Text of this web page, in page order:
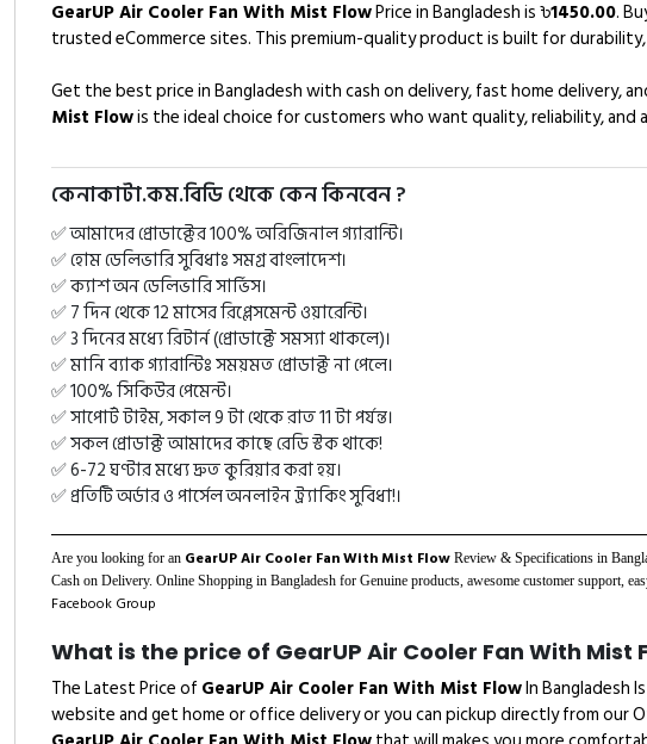
GearUP Air Cooler Fan With Mist FlowPrice in Bangladesh is ৳1450.00.
trusted eCommerce sites. This premium-quality product is built for
Get the best price in Bangladesh with cash on delivery, fast home delivery,
Mist Flowis the ideal choice for customers who want quality, reliability, and
কেনাকাটা.কম.বিডি থেকে কেন কিনবেন ?
✅ আমাদের প্রোডাক্টের 100% অরিজিনাল গ্যারান্টি।
✅ হোম ডেলিভারি সুবিধাঃ সমগ্র বাংলাদেশ।
✅ ক্যাশ অন ডেলিভারি সার্ভিস।
✅ 7 দিন থেকে 12 মাসের রিপ্লেসমেন্ট ওয়ারেন্টি।
✅ 3 দিনের মধ্যে রিটার্ন (প্রোডাক্টে সমস্যা থাকলে)।
✅ মানি ব্যাক গ্যারান্টিঃ সময়মত প্রোডাক্ট না পেলে।
✅ 100% সিকিউর পেমেন্ট।
✅ সাপোর্ট টাইম, সকাল 9 টা থেকে রাত 11 টা পর্যন্ত।
✅ সকল প্রোডাক্ট আমাদের কাছে রেডি স্টক থাকে!
✅ 6-72 ঘণ্টার মধ্যে দ্রুত কুরিয়ার করা হয়।
✅ প্রতিটি অর্ডার ও পার্সেল অনলাইন ট্র্যাকিং সুবিধা!।
Are you looking for an GearUP Air Cooler Fan With Mist Flow Review & Specifications in
Cash on Delivery. Online Shopping in Bangladesh for Genuine products, awesome customer support,
Facebook Group
What is the price of GearUP Air Cooler Fan With Mist
The Latest Price of GearUP Air Cooler Fan With Mist FlowIn Bangladesh Is
website and get home or office delivery or you can pickup directly from